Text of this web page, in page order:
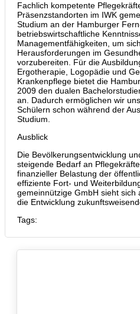
Fachlich kompetente
Präsenzstandorten im IWK
Studium an der Hamburger
betriebswirtschaftliche
Managementfähigkeiten, um
Herausforderungen im
vorzubereiten. Für die
Ergotherapie, Logopädie und
Krankenpflege bietet die
2009 den dualen
an. Dadurch ermöglichen wir
Schülern schon während der
Studium.
Ausblick
Die Bevölkerungsentwicklung
steigende Bedarf an
finanzieller Belastung der
effiziente Fort- und
gemeinnützige GmbH sieht sich
die Entwicklung
Tags: